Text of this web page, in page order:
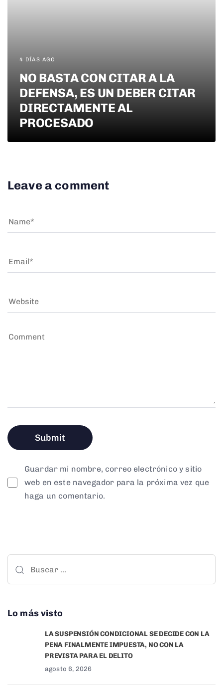
4 DÍAS AGO
NO BASTA CON CITAR A LA
DEFENSA, ES UN DEBER CITAR
DIRECTAMENTE AL
PROCESADO
Leave a comment
Guardar mi nombre, correo electrónico y sitio
web en este navegador para la próxima vez que
haga un comentario.
Lo más visto
LA SUSPENSIÓN CONDICIONAL SE DECIDE CON LA
PENA FINALMENTE IMPUESTA, NO CON LA
PREVISTA PARA EL DELITO
agosto 6, 2026